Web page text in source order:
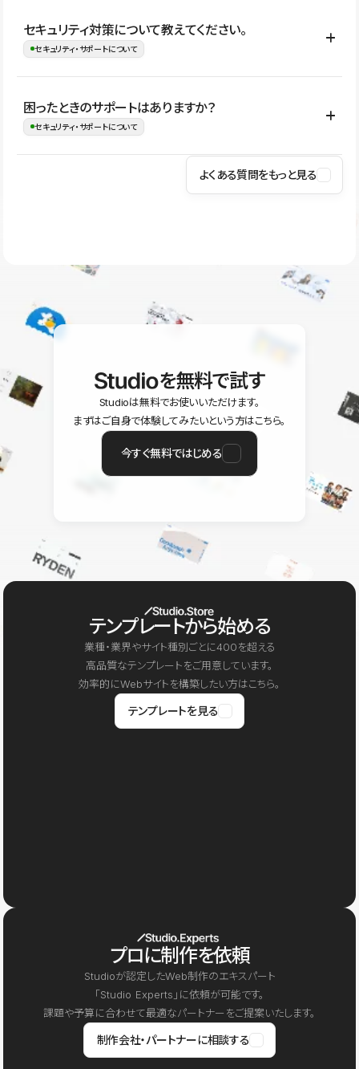
はい。CMSやコンポーネントを活用して更新範囲を設計しておく
ことで、デザインを崩しにくい状態で運用できます。 さらにコン
ながらレイアウトに影響を与えずに更新作業を進めやすくなりま
す。
セキュリティ対策について教えてください。
セキュリティ・サポートについて
Studioでは、公開サイトやサービスを安全に利用できるよう、通信
の暗号化、データ保護、アクセス管理、脆弱性対策など、複数の観
はSSL/TLSによる通信暗号化に対応しており、悪質なスクリプトの
困ったときのサポートはありますか？
セキュリティ・サポートについて
操作方法や機能については、ヘルプセンターでご確認いただけま
ユーザー同士で質問・相談できるコミュニティもご利用ください。
よくある質問をもっと見る
を無料で試す
Studioは無料でお使いいただけます。
まずはご自身で体験してみたいという方はこちら。
今すぐ無料ではじめる
テンプレートから始める
業種・業界やサイト種別ごとに400を超える
高品質なテンプレートをご用意しています。
効率的にWebサイトを構築したい方はこちら。
テンプレートを見る
プロに制作を依頼
Studioが認定したWeb制作のエキスパート
「Studio Experts」に依頼が可能です。
課題や予算に合わせて最適なパートナーをご提案いたします。
制作会社・パートナーに相談する